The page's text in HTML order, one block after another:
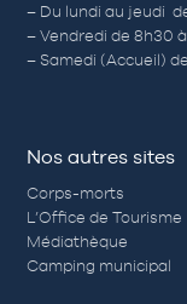
– Du lundi au jeudi
– Vendredi de 8h30
– Samedi (Accueil)
Nos autres sites
Corps-morts
L’Office de Tourisme
Médiathèque
Camping municipal